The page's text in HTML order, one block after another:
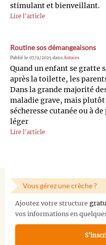
stimulant et bienveillant.
Lire l'article
Routine sos démangeaisons
Publié le 07/9/2025 dans Astuces
Quand un enfant se gratte
après la toilette, les
Dans la grande majorité
maladie grave, mais
sécheresse cutanée ou à
léger
Lire l'article
Vous gérez une crèche ?
Ajoutez votre structure
vos informations en